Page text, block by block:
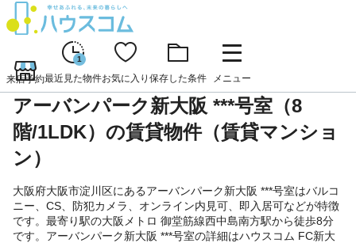
来店予約
1
最近見た物件お気に入り 保存した条件 メニュー
アーバンパーク新大阪 ***号室（8
階/1LDK）の賃貸物件（賃貸マンショ
ン）
大阪府大阪市淀川区にあるアーバンパーク新大阪 ***号室はバルコ
ニー、CS、防犯カメラ、オンライン内見可、即入居可などが特徴
です。最寄り駅の大阪メトロ 御堂筋線西中島南方駅から徒歩8分
です。アーバンパーク新大阪 ***号室の詳細はハウスコム FC新大